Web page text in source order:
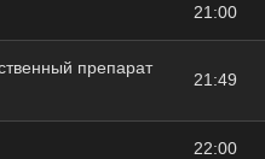
21:00
препарат
21:49
22:00